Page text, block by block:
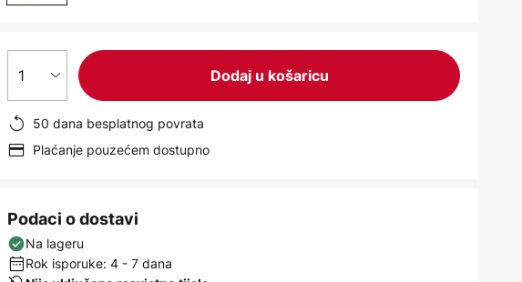
1 Dodaj u košaricu
50 dana besplatnog povrata
Plaćanje pouzećem dostupno
Podaci o dostavi
Na lageru
Rok isporuke: 4 - 7 dana